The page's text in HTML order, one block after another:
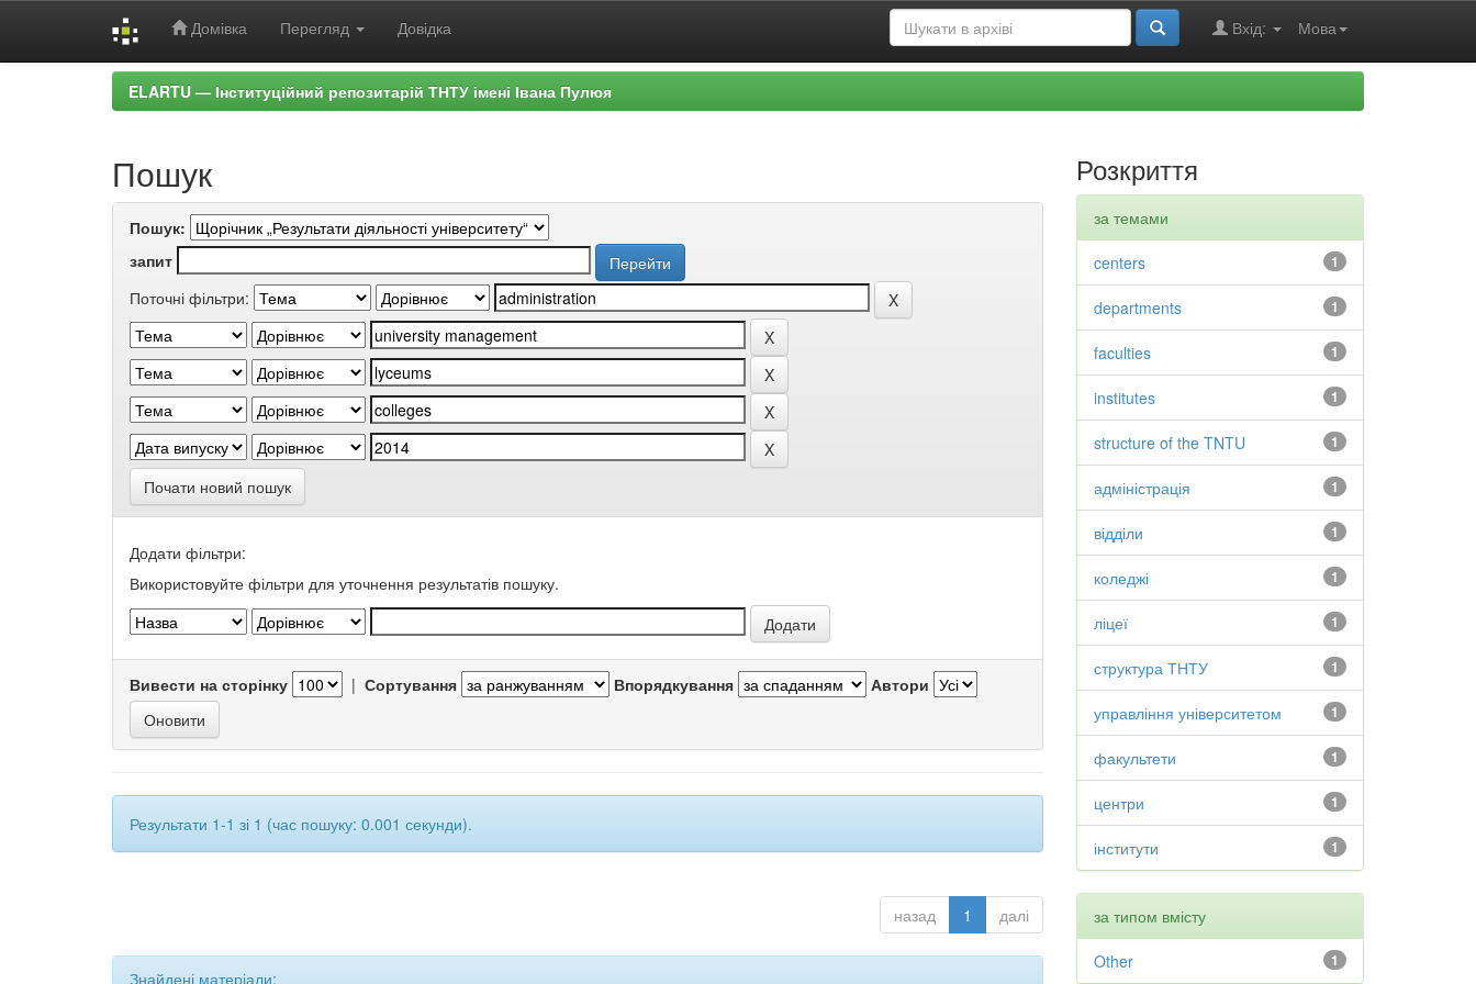
Домівка Перегляд Довідка Мова
Вхід:
ELARTU — Інституційний репозитарій ТНТУ імені Івана Пулюя
Пошук
Пошук:
запит
Поточні фільтри:
Почати новий пошук
Додати фільтри:
Використовуйте фільтри для уточнення результатів пошуку.
Вивести на сторінку | Сортування Впорядкування Автори
Результати 1-1 зі 1 (час пошуку: 0.001 секунди).
назад 1 далі
Знайдені матеріали:
Розкриття
за темами
1
centers
1
departments
1
faculties
1
institutes
1
structure of the TNTU
1
адміністрація
1
відділи
1
коледжі
1
ліцеї
1
структура ТНТУ
1
управління університетом
1
факультети
1
центри
1
інститути
за типом вмісту
1
Other